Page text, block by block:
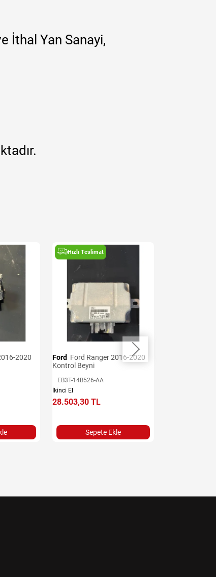
İthal Yan Sanayi,
Hızlı Teslimat
Ford
Kontrol Beyni
EB3T-14B526-AA
İkinci El
28.503,30 TL
Sepete Ekle